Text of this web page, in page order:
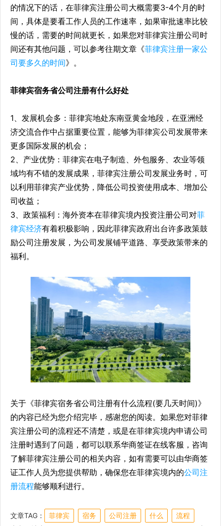
的情况下的话，在菲律宾注册公司大概需要3-4个月的时
间，具体是要看工作人员的工作速率，如果审批速率比较
慢的话，需要的时间就更长，如果您对菲律宾注册公司时
间还有其他问题，可以参考往期文章《菲律宾注册一家公
司要多久的时间》。
菲律宾宿务省公司注册有什么好处
1、发展机会多：菲律宾地处东南亚黄金地段，在亚洲经
济交流合作中占据重要位置，能够为菲律宾公司发展带来
更多国际发展的机会；
2、产业优势：菲律宾在电子制造、外包服务、农业等领
域均有不错的发展成果，菲律宾注册公司发展业务时，可
以利用菲律宾产业优势，降低公司投资使用成本、增加公
司收益；
3、政策福利：海外资本在菲律宾境内投资注册公司对菲
律宾经济有着积极影响，因此菲律宾政府出台许多政策鼓
励公司注册发展，为公司发展铺平道路、享受政策带来的
福利。
关于《菲律宾宿务省公司注册有什么流程(要几天时间)》
的内容已经为您介绍完毕，感谢您的阅读。如果您对菲律
宾注册公司的流程还不清楚，或是在菲律宾境内申请公司
注册时遇到了问题，都可以联系华商签证在线客服，咨询
了解菲律宾注册公司的相关内容，如有需要可以由华商签
证工作人员为您提供帮助，确保您在菲律宾境内的公司注
册流程能够顺利进行。
文章TAG： 菲律宾 宿务 公司注册 什么
流程